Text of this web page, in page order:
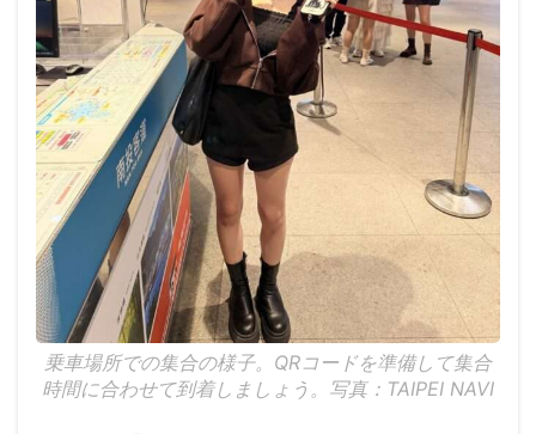
乗車場所での集合の様子。QRコードを準備して集合
時間に合わせて到着しましょう。写真：TAIPEI NAVI